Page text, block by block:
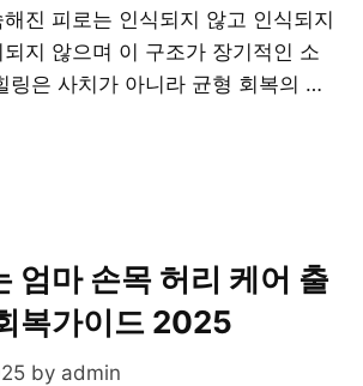
진 피로는 인식되지 않고 인식되지
지 않으며 이 구조가 장기적인 소
링은 사치가 아니라 균형 회복의 …
엄마 손목 허리 케어 출
복가이드 2025
by admin